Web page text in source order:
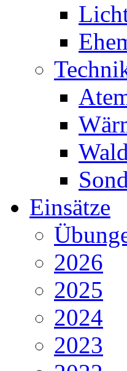
Einsätze
2026
2025
2024
2023